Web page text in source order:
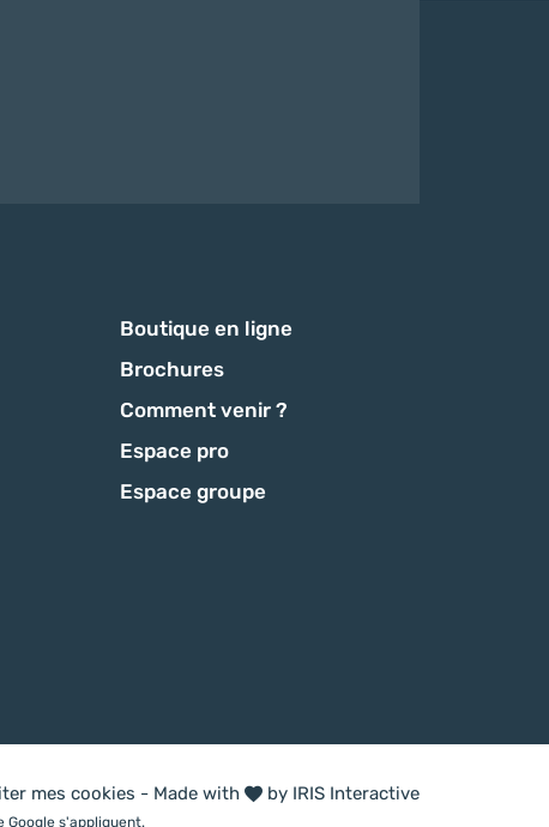
Boutique en ligne
Brochures
Comment venir ?
Espace pro
Espace groupe
mes cookies - Made with by IRIS Interactive
Google s'appliquent.